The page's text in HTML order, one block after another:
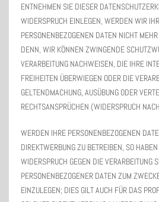
ENTNEHMEN SIE DIESER
WIDERSPRUCH EINLEGEN, WERDEN WIR
PERSONENBEZOGENEN DATEN NICHT
DENN, WIR KÖNNEN ZWINGENDE
VERARBEITUNG NACHWEISEN, DIE IHRE
FREIHEITEN ÜBERWIEGEN ODER DIE
GELTENDMACHUNG, AUSÜBUNG ODER
RECHTSANSPRÜCHEN (WIDERSPRUCH
WERDEN IHRE PERSONENBEZOGENEN
DIREKTWERBUNG ZU BETREIBEN, SO
WIDERSPRUCH GEGEN DIE VERARBEITUNG
PERSONENBEZOGENER DATEN ZUM
EINZULEGEN; DIES GILT AUCH FÜR DAS